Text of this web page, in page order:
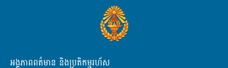
អង្គភាពពត៌មាន និងប្រតិកម្មរហ័ស